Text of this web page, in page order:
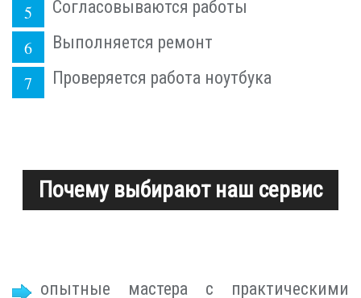
Согласовываются работы
Выполняется ремонт
Проверяется работа ноутбука
Почему выбирают наш сервис
опытные мастера с практическими